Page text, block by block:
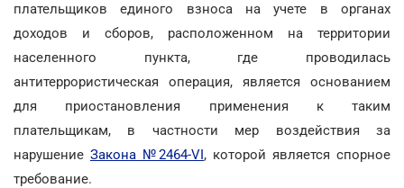
плательщиков единого взноса на учете в органах
доходов и сборов, расположенном на территории
населенного пункта, где проводилась
антитеррористическая операция, является основанием
для приостановления применения к таким
плательщикам, в частности мер воздействия за
нарушение Закона №2464-VІ, которой является спорное
требование.